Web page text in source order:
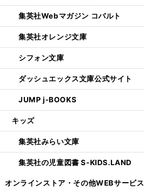
集英社Webマガジン コバルト
集英社オレンジ文庫
シフォン文庫
ダッシュエックス文庫公式サイト
JUMP j-BOOKS
キッズ
集英社みらい文庫
集英社の児童図書 S-KIDS.LAND
オンラインストア・ その他WEBサービス